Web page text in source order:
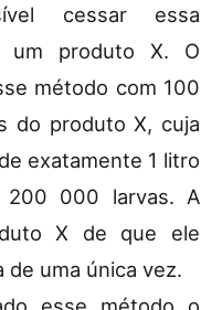
cessar essa
um produto X. O
método com 100
do produto X, cuja
exatamente 1 litro
200 000 larvas. A
X de que ele
de uma única vez.